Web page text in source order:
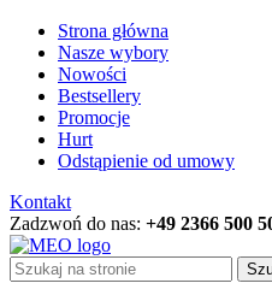
Strona główna
Nasze wybory
Nowości
Bestsellery
Promocje
Hurt
Odstąpienie od umowy
Kontakt
Zadzwoń do nas: +49 2366 500